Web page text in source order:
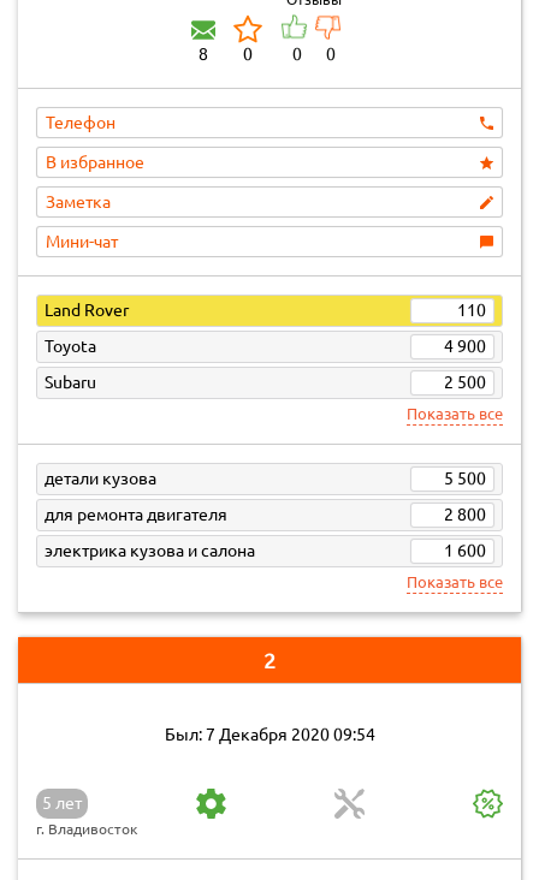
8 0 0 0
Телефон
В избранное
Заметка
Мини-чат
Land Rover
110
Toyota
4 900
Subaru
2 500
Показать все
детали кузова
5 500
для ремонта двигателя
2 800
электрика кузова и салона
1 600
Показать все
2
Был: 7 Декабря 2020 09:54
5 лет
г. Владивосток